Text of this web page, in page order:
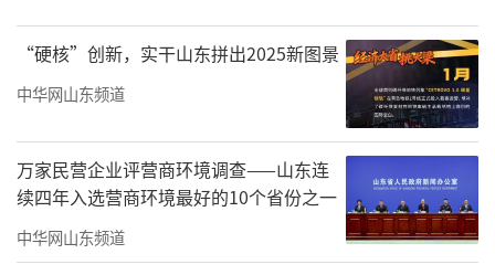
民生无小事，枝叶总关情。2025年年初，
德州市政府聚焦群众急难愁盼问题，将关系人
民群众切身利益的19件民生实事写入《政府工
作报告》，截至2025年12月底，19件民生实事
全部完成年度任务目标，人民群众生活品质稳
步提升，获得感、幸福感、安全感不断增强。
附2025年19件民生实事完成情况
“硬核”创新，实干山东拼出2025新图景
中华网山东频道
万家民营企业评营商环境调查——山东连
续四年入选营商环境最好的10个省份之一
中华网山东频道